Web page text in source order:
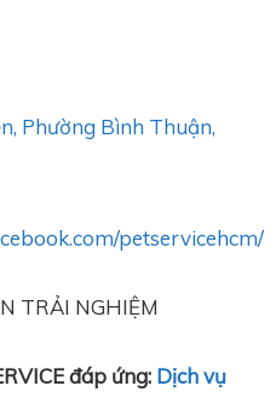
Phường Bình Thuận,
petservicehcm/
TRẢI NGHIỆM
đáp ứng: Dịch vụ